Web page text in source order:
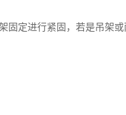
定进行紧固，若是吊架